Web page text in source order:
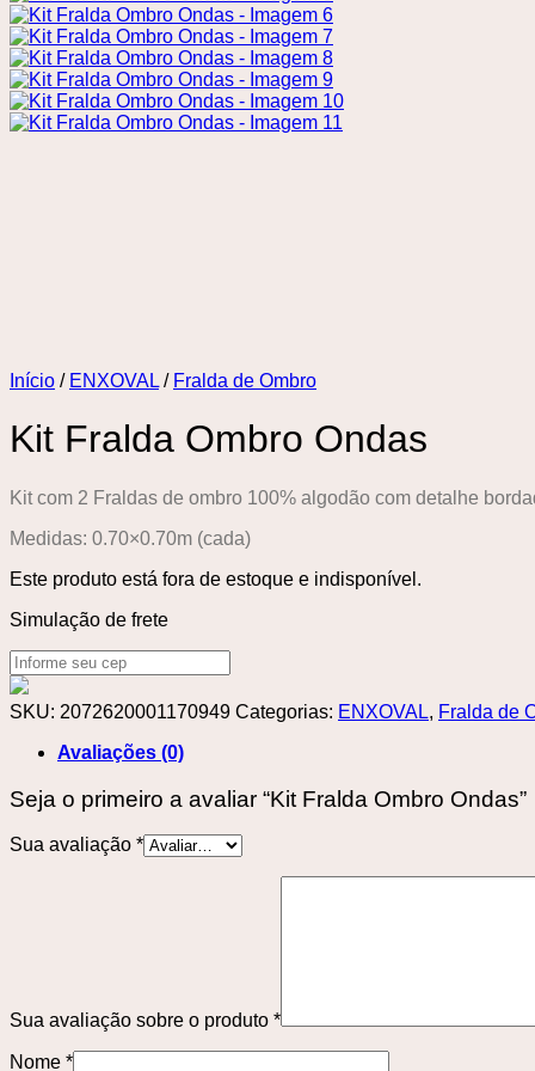
Início / ENXOVAL / Fralda de Ombro
Kit Fralda Ombro Ondas
Kit com 2 Fraldas de ombro 100% algodão com detalhe
Medidas: 0.70×0.70m (cada)
Este produto está fora de estoque e indisponível.
Simulação de frete
SKU: 2072620001170949 Categorias: ENXOVAL, Fralda de
Avaliações (0)
Seja o primeiro a avaliar “Kit Fralda Ombro Ondas”
Sua avaliação *
Sua avaliação sobre o produto *
Nome *